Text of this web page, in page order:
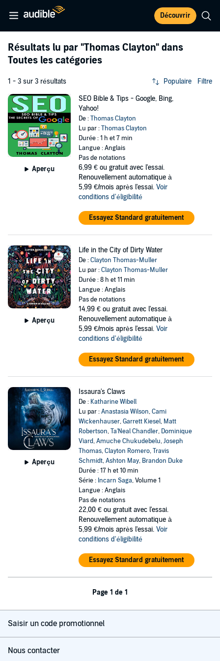
Découvrir
Résultats lu par "Thomas Clayton" dans
Toutes les catégories
1 - 3 sur 3 résultats Populaire Filtre
Aperçu
SEO Bible & Tips - Google, Bing,
Yahoo!
De :Thomas Clayton
Lu par :Thomas Clayton
Durée : 1 h et 7 min
Langue : Anglais
Pas de notations
6,99 € ou gratuit avec l'essai.
Renouvellement automatique à
5,99 €/mois après l'essai. Voir
conditions d'éligibilité
Essayez Standard gratuitement
Aperçu
Life in the City of Dirty Water
De :Clayton Thomas-Muller
Lu par :Clayton Thomas-Muller
Durée : 8 h et 11 min
Langue : Anglais
Pas de notations
14,99 € ou gratuit avec l'essai.
Renouvellement automatique à
5,99 €/mois après l'essai. Voir
conditions d'éligibilité
Essayez Standard gratuitement
Aperçu
Issaura's Claws
De : Katharine Wibell
Lu par :Anastasia Wilson,Cami
Wickenhauser,Garrett Kiesel, Matt
Robertson,Ta'Neal Chandler, Dominique
Viard,Amuche Chukudebelu,Joseph
Thomas,Clayton Romero,Travis
Schmidt,Ashton May, Brandon Duke
Durée : 17 h et 10 min
Série : Incarn Saga, Volume 1
Langue : Anglais
Pas de notations
22,00 € ou gratuit avec l'essai.
Renouvellement automatique à
5,99 €/mois après l'essai. Voir
conditions d'éligibilité
Essayez Standard gratuitement
Page 1 de 1
Saisir un code promotionnel
Nous contacter